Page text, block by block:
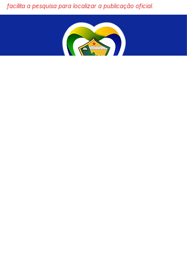
facilita a pesquisa para localizar a publicação oficial.